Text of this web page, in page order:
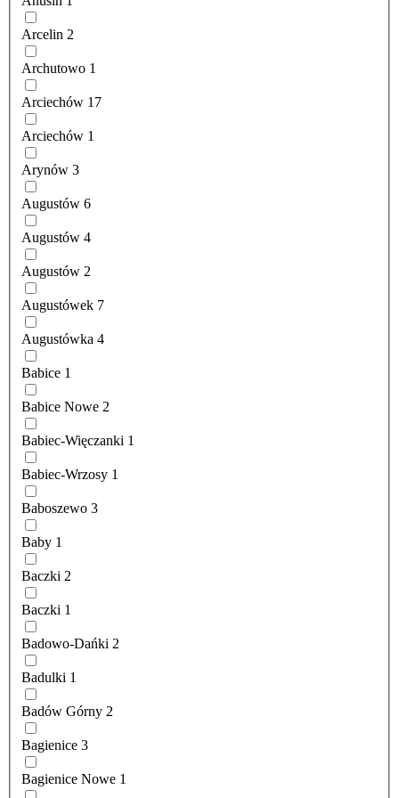
Arcelin 2
Archutowo 1
Arciechów 17
Arciechów 1
Arynów 3
Augustów 6
Augustów 4
Augustów 2
Augustówek 7
Augustówka 4
Babice 1
Babice Nowe 2
Babiec-Więczanki 1
Babiec-Wrzosy 1
Baboszewo 3
Baby 1
Baczki 2
Baczki 1
Badowo-Dańki 2
Badulki 1
Badów Górny 2
Bagienice 3
Bagienice Nowe 1